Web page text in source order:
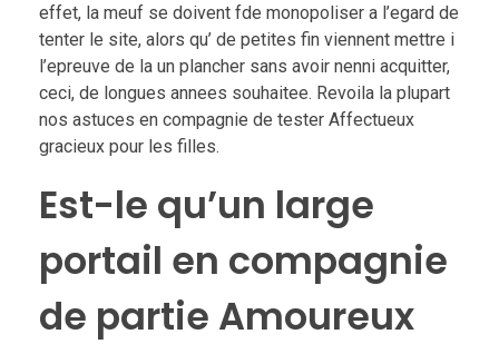
effet, la meuf se doivent fde monopoliser a l’egard de
tenter le site, alors qu’ de petites fin viennent mettre i
l’epreuve de la un plancher sans avoir nenni acquitter,
ceci, de longues annees souhaitee. Revoila la plupart
nos astuces en compagnie de tester Affectueux
gracieux pour les filles.
Est-le qu’un large
portail en compagnie
de partie Amoureux